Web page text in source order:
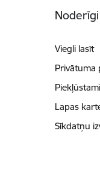
Noderīgi
Viegli lasīt
Privātuma
Lapas
Sīkdatņu